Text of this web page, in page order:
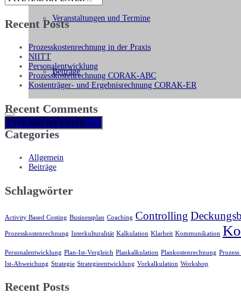
Veranstaltungen und Termine
Beiträge
Recent Posts
Prozesskostenrechnung in der Praxis
NIITT
Personalentwicklung
Prozesskostenrechnung CORAK-ABC
Kostenträger- und Ergebnisrechnung CORAK-ER
Recent Comments
Categories
Allgemein
Beiträge
Schlagwörter
Activity Based Costing Businessplan Coaching Controlling
Prozesskostenrechnung Interkulturalität Kalkulation Klarheit Kommunikation
Personalentwicklung Plan-Ist-Vergleich Plankalkulation Plankostenrechnung
Ist-Abweichung Strategie Strategieentwicklung Vorkalkulation Workshop
Recent Posts